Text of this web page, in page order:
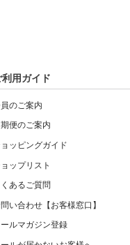
利用ガイド
のご案内
便のご案内
ッピングガイド
ップリスト
あるご質問
い合わせ【お客様窓口】
ールマガジン登録